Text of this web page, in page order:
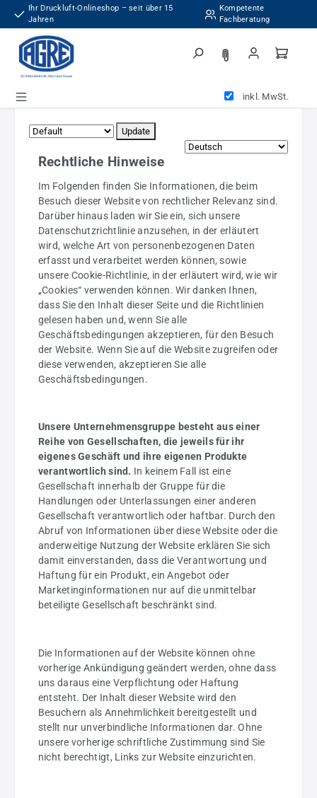
Zum Hauptinhalt springen
Ihr Druckluft-Onlineshop – seit über 15
Jahren
Kompetente
Fachberatung
inkl. MwSt.
Update
Rechtliche Hinweise
Im Folgenden finden Sie Informationen, die beim
Besuch dieser Website von rechtlicher Relevanz sind.
Darüber hinaus laden wir Sie ein, sich unsere
Datenschutzrichtlinie anzusehen, in der erläutert
wird, welche Art von personenbezogenen Daten
erfasst und verarbeitet werden können, sowie
unsere Cookie-Richtlinie, in der erläutert wird, wie wir
„Cookies“ verwenden können. Wir danken Ihnen,
dass Sie den Inhalt dieser Seite und die Richtlinien
gelesen haben und, wenn Sie alle
Geschäftsbedingungen akzeptieren, für den Besuch
der Website. Wenn Sie auf die Website zugreifen oder
diese verwenden, akzeptieren Sie alle
Geschäftsbedingungen.
Unsere Unternehmensgruppe besteht aus einer
Reihe von Gesellschaften, die jeweils für ihr
eigenes Geschäft und ihre eigenen Produkte
verantwortlich sind. In keinem Fall ist eine
Gesellschaft innerhalb der Gruppe für die
Handlungen oder Unterlassungen einer anderen
Gesellschaft verantwortlich oder haftbar. Durch den
Abruf von Informationen über diese Website oder die
anderweitige Nutzung der Website erklären Sie sich
damit einverstanden, dass die Verantwortung und
Haftung für ein Produkt, ein Angebot oder
Marketinginformationen nur auf die unmittelbar
beteiligte Gesellschaft beschränkt sind.
Die Informationen auf der Website können ohne
vorherige Ankündigung geändert werden, ohne dass
uns daraus eine Verpflichtung oder Haftung
entsteht. Der Inhalt dieser Website wird den
Besuchern als Annehmlichkeit bereitgestellt und
stellt nur unverbindliche Informationen dar. Ohne
unsere vorherige schriftliche Zustimmung sind Sie
nicht berechtigt, Links zur Website einzurichten.